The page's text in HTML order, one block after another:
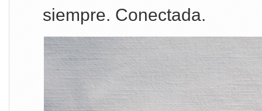
siempre. Conectada.